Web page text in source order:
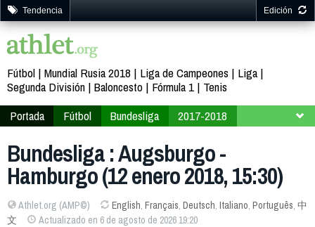
Tendencia Edición
Fútbol Mundial Rusia 2018 Liga de Campeones
Liga
Segunda División Baloncesto Fórmula 1
Tenis
Portada
Fútbol Bundesliga
2017-2018
Bundesliga : Augsburgo -
Hamburgo (12 enero 2018, 15:30)
Athlet.org (AMP©) English, Français, Deutsch, Italiano, Português, 中
文
Actualizado en 6 de agosto de 2026 19:20